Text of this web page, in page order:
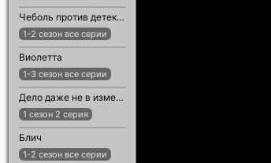
Чеболь против детектива
1-2 сезон все серии
Виолетта
1-3 сезон все серии
Дело даже не в измене
1 сезон 2 серия
Блич
1-2 сезон все серии